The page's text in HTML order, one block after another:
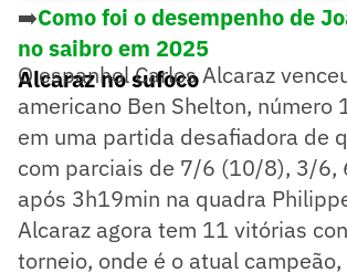
➡️Como foi o desempenho de
no saibro em 2025
Alcaraz no sufoco
O espanhol Carlos Alcaraz
americano Ben Shelton, número
em uma partida desafiadora de
com parciais de 7/6 (10/8), 3/6,
após 3h19min na quadra
Alcaraz agora tem 11 vitórias
torneio, onde é o atual